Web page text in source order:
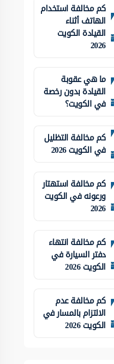
كم مخالفة استخدام
الهاتف أثناء
القيادة الكويت
2026
ما هي عقوبة
القيادة بدون رخصة
في الكويت؟
كم مخالفة التظليل
في الكويت 2026
كم مخالفة استهتار
ورعونه في الكويت
2026
كم مخالفة انتهاء
دفتر السيارة في
الكويت 2026
كم مخالفة عدم
الالتزام بالمسار في
الكويت 2026